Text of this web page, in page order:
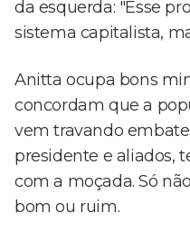
da esquerda: "Esse
sistema capitalista,
Anitta ocupa bons
concordam que a
vem travando
presidente e aliados,
com a moçada. Só
bom ou ruim.